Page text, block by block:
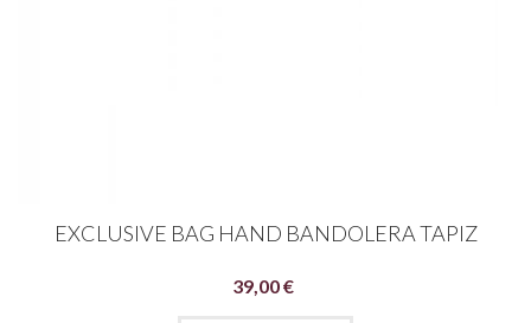
EXCLUSIVE BAG HAND BANDOLERA TAPIZ
39,00 €